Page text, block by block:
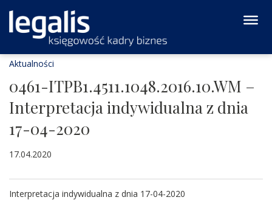
Aktualności
0461-ITPB1.4511.1048.2016.10.WM –
Interpretacja indywidualna z dnia
17-04-2020
17.04.2020
Interpretacja indywidualna z dnia 17-04-2020